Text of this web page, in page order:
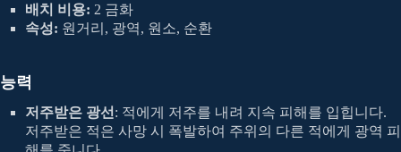
배치 비용: 2 금화
속성: 원거리, 광역, 원소, 순환
능력
저주받은 광선 : 적에게 저주를 내려 지속 피해를 입힙니다.
저주받은 적은 사망 시 폭발하여 주위의 다른 적에게 광역 피